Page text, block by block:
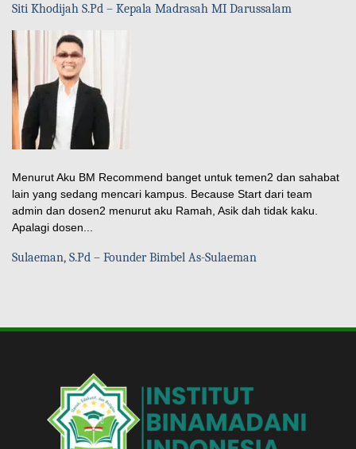
Siti Khodijah S.Pd – Kepala Madrasah MI Darussalam
Menurut Aku BM Recommend banget untuk temen2 dan sahabat
lain yang sedang mencari kampus. Because Start dari team
admin dan dosen2 menurut aku Ramah, Asik dah tidak kaku.
Apalagi dosen...
Sulaeman, S.Pd – Founder Bimbel As-Sulaeman